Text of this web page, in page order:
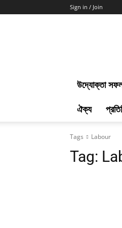
Sign in / Join
উদ্যোক্তা
ঐক্য
Tags Labour
Tag: